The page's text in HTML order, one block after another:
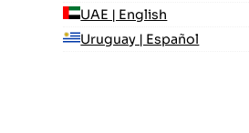
UAE | English
Uruguay | Español